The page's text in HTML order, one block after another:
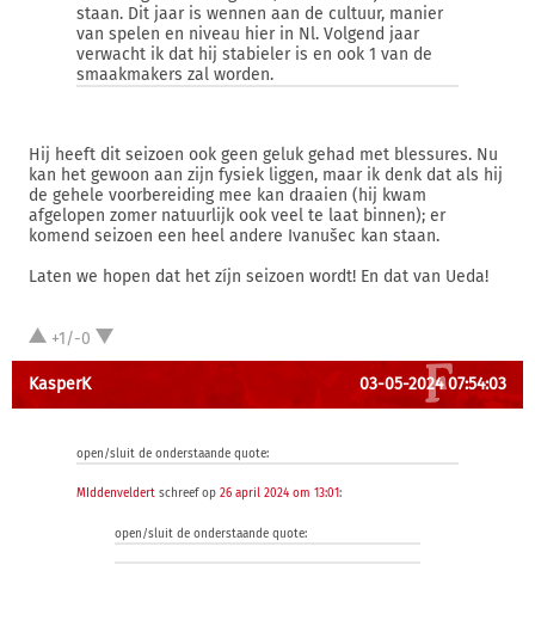
staan. Dit jaar is wennen aan de cultuur, manier
van spelen en niveau hier in Nl. Volgend jaar
verwacht ik dat hij stabieler is en ook 1 van de
smaakmakers zal worden.
Hij heeft dit seizoen ook geen geluk gehad met blessures. Nu
kan het gewoon aan zijn fysiek liggen, maar ik denk dat als hij
de gehele voorbereiding mee kan draaien (hij kwam
afgelopen zomer natuurlijk ook veel te laat binnen); er
komend seizoen een heel andere Ivanušec kan staan.
Laten we hopen dat het zíjn seizoen wordt! En dat van Ueda!
+1/-0
KasperK 03-05-2024 07:54:03
open/sluit de onderstaande quote:
MIddenveldert schreef op 26 april 2024 om 13:01:
open/sluit de onderstaande quote: